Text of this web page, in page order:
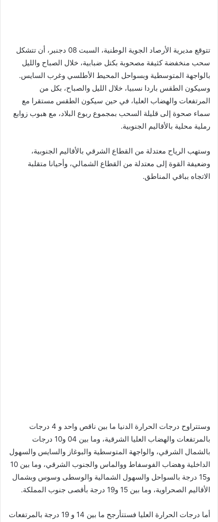
تتوقع مديرية الأرصاد الجوية الوطنية، السبت 08 دجنبر، أن تتشكل
سحب منخفضة كثيفة مصحوبة بكتل ضبابية، خلال الصباح والليل
بالواجهة المتوسطية وبسواحل المحيط الأطلسي وغرب السايس.
وسيكون الطقس باردا نسبيا، خلال الليل والصباح، بكل من
المرتفعات والهضاب العليا، في حين سيكون الطقس مستقرا مع
سماء صحوة إلى قليلة السحب بمجموع ربوع البلاد، مع هبوب زوابع
رملية محلية بالأقاليم الجنوبية.
وستهب الرياح معتدلة من القطاع الشرقي بالأقاليم الجنوبية،
وضعيفة القوة إلى معتدلة من القطاع الشمالي، وأحيانا متقلبة
الاتجاه بباقي المناطق.
وستتراوح درجات الحرارة الدنيا ما بين ناقص واحد و 4 درجات
بالمرتفعات والهضاب العليا الشرقية، وما بين 04 و10 درجات
بالشمال الشرقي، والواجهة المتوسطية والبوغاز والسايس والسهول
الداخلية وهضاب الفوسفاط ووالماس والجنوب الشرقي، وما بين 10
و15 درجة بالسواحل والسهول الشمالية والوسطى وسوس وبشمال
الأقاليم الصحراوية، وما بين 15 و19 درجة بأقصى جنوب المملكة.
أما درجات الحرارة العليا فستتأرجح ما بين 14 و 19 درجة بالمرتفعات